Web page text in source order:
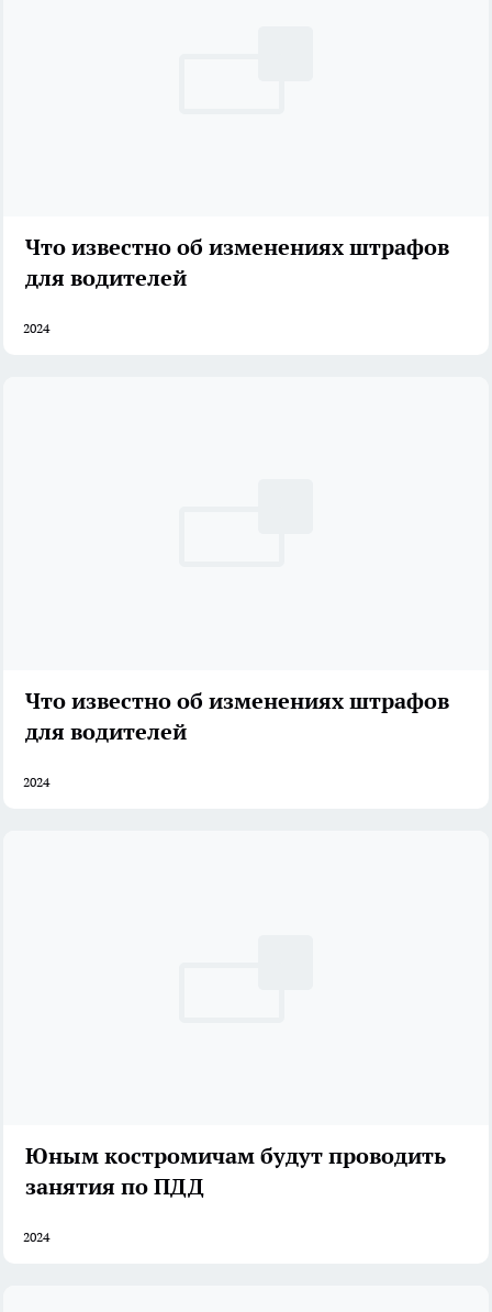
Что известно об изменениях штрафов
для водителей
2024
Что известно об изменениях штрафов
для водителей
2024
Юным костромичам будут проводить
занятия по ПДД
2024